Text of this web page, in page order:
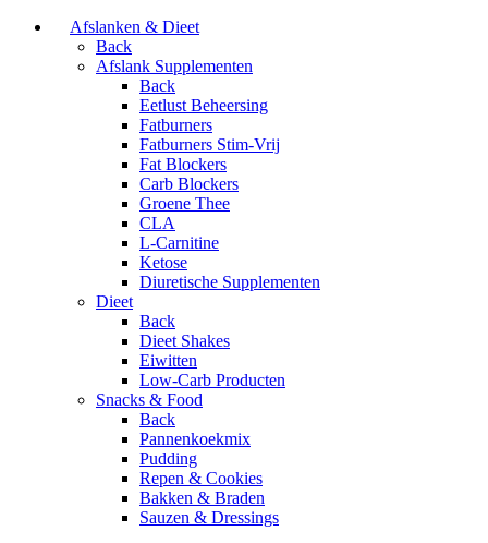
Afslanken & Dieet
Back
Afslank Supplementen
Back
Eetlust Beheersing
Fatburners
Fatburners Stim-Vrij
Fat Blockers
Carb Blockers
Groene Thee
CLA
L-Carnitine
Ketose
Diuretische Supplementen
Dieet
Back
Dieet Shakes
Eiwitten
Low-Carb Producten
Snacks & Food
Back
Pannenkoekmix
Pudding
Repen & Cookies
Bakken & Braden
Sauzen & Dressings